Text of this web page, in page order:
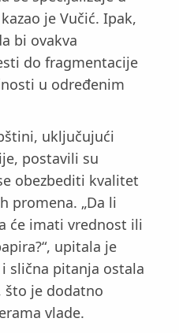
je Vučić. Ipak,
bi ovakva
do fragmentacije
u određenim
uključujući
postavili su
obezbediti kvalitet
promena. „Da li
će imati vrednost ili
upitala je
slična pitanja ostala
što je dodatno
vlade.